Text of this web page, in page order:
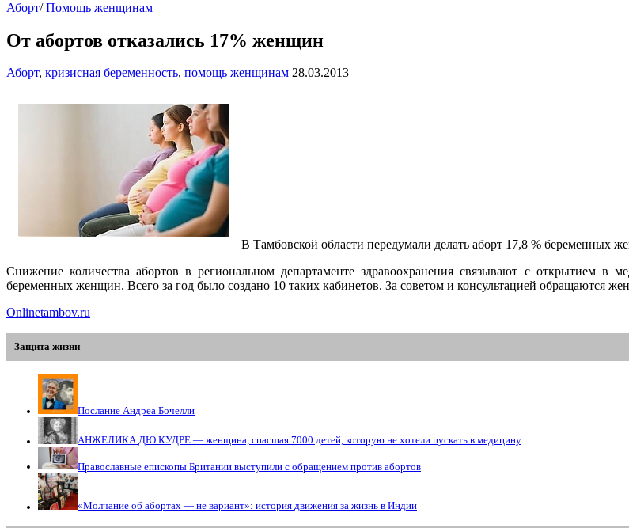
Аборт/Помощь женщинам
От абортов отказались 17% женщин
Аборт, кризисная беременность, помощь женщинам 28.03.2013
В Тамбовской области передумали делать аборт 1 7,8 % беременных
Снижение количества абортов в региональном департаменте здравоохранения связывают с открытием в
беременных женщин. Всего за год было создано 10 таких кабинетов. За советом и консультацией обращаются
Onlinetambov.ru
Защита жизни
Послание Андреа Бочелли
АНЖЕЛИКА ДЮ КУДРЕ — женщина, спасшая 7000 детей, которую не хотели пускать в медицину
Православные епископы Британии выступили с обращением против абортов
«Молчание об абортах — не вариант»: история движения за жизнь в Индии